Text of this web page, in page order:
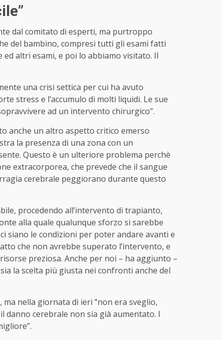
dal comitato di esperti, ma purtroppo
del bambino, compresi tutti gli esami fatti
altri esami, e poi lo abbiamo visitato. Il
una crisi settica per cui ha avuto
stress e l’accumulo di molti liquidi. Le sue
ad un intervento chirurgico”.
anche un altro aspetto critico emerso
la presenza di una zona con un
Questo è un ulteriore problema perchè
extracorporea, che prevede che il sangue
cerebrale peggiorano durante questo
procedendo all’intervento di trapianto,
alla quale qualunque sforzo si sarebbe
siano le condizioni per poter andare avanti e
che non avrebbe superato l’intervento, e
preziosa. Anche per noi – ha aggiunto –
la scelta più giusta nei confronti anche del
nella giornata di ieri “non era sveglio,
danno cerebrale non sia già aumentato. I